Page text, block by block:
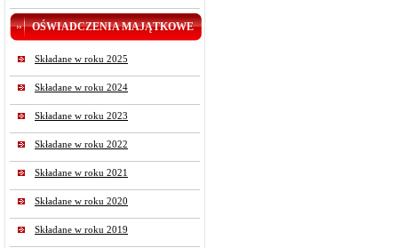
OŚWIADCZENIA MAJĄTKOWE
Składane w roku 2025
Składane w roku 2024
Składane w roku 2023
Składane w roku 2022
Składane w roku 2021
Składane w roku 2020
Składane w roku 2019